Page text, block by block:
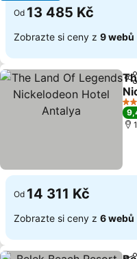
Od 13 485 Kč
Zobrazte si ceny z 9 webů
5
Od 14 311 Kč
Zobrazte si ceny z 6 webů